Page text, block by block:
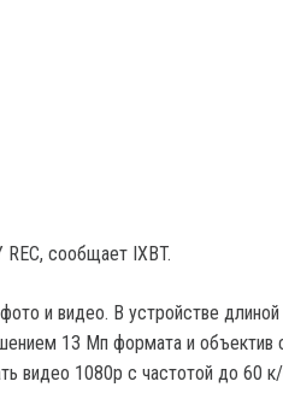
сообщает IXBT.
и видео. В устройстве
13 Мп формата и объектив
видео 1080p с частотой до 60